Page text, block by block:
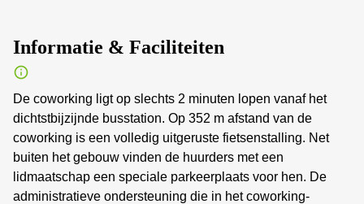
Informatie & Faciliteiten
De coworking ligt op slechts 2 minuten lopen vanaf het
dichtstbijzijnde busstation. Op 352 m afstand van de
coworking is een volledig uitgeruste fietsenstalling. Net
buiten het gebouw vinden de huurders met een
lidmaatschap een speciale parkeerplaats voor hen. De
administratieve ondersteuning die in het coworking-